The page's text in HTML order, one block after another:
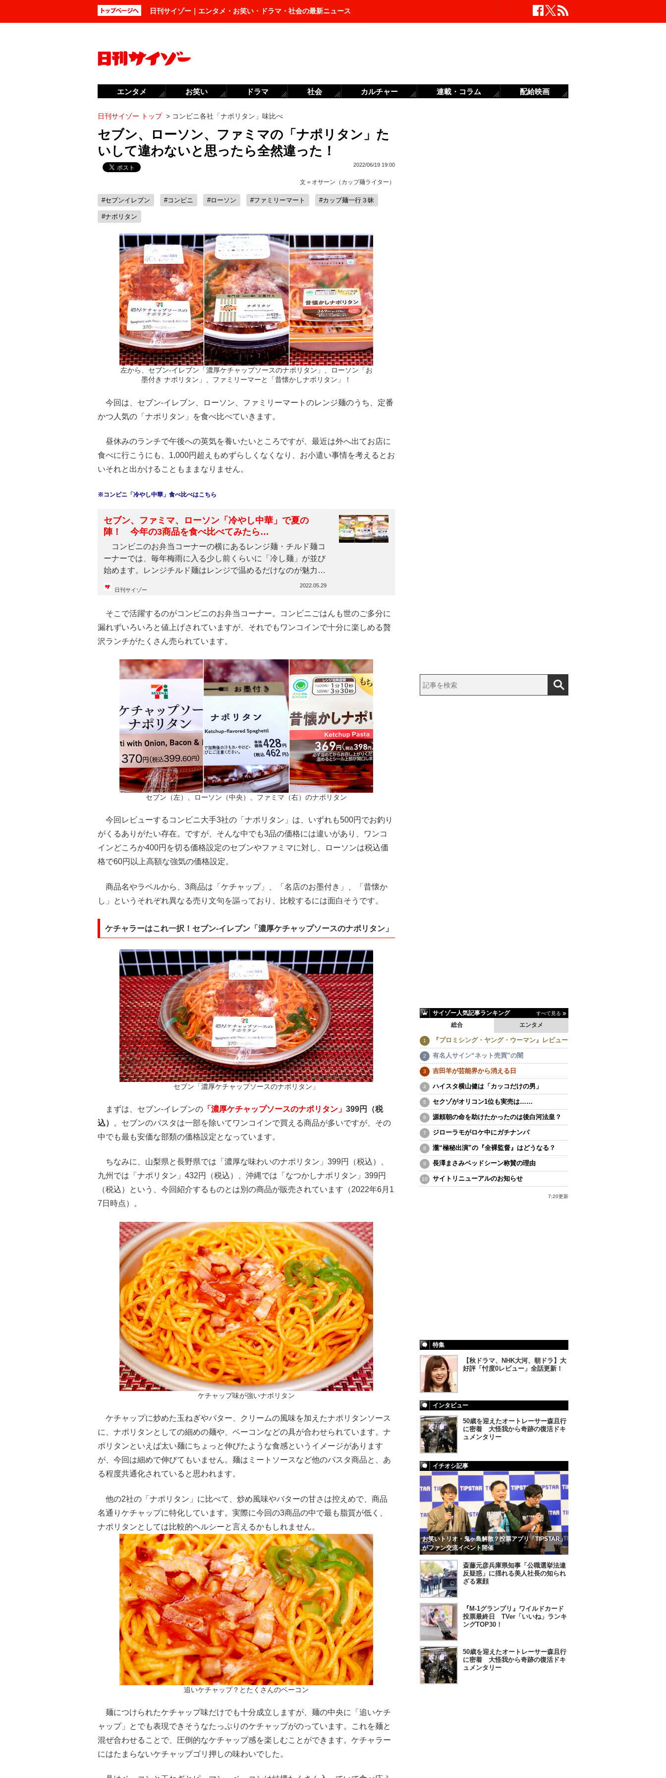
日刊サイゾー｜エンタメ・お笑い・ドラマ・社会の最新ニュース
日刊サイゾー トップ > コンビニ各社「ナポリタン」味比べ
セブン、ローソン、ファミマの「ナポリタン」た
いして違わないと思ったら全然違った！
2022/06/19 19:00
文＝ オサーン（カップ麺ライター）
#セブンイレブン #コンビニ #ローソン #ファミリーマート #カップ麺一行３昧
#ナポリタン
左から、セブン-イレブン「濃厚ケチャップソースのナポリタン」、ローソン「お
墨付き ナポリタン」、ファミリーマーと「昔懐かしナポリタン」！
今回は、セブン-イレブン、ローソン、ファミリーマートのレンジ麺のうち、定番
かつ人気の「ナポリタン」を食べ比べていきます。
昼休みのランチで午後への英気を養いたいところですが、最近は外へ出てお店に
食べに行こうにも、1,000円超えもめずらしくなくなり、お小遣い事情を考えるとお
いそれと出かけることもままなりません。
※コンビニ「冷やし中華」食べ比べはこちら
セブン、ファミマ、ローソン「冷やし中華」で夏の
陣！ 今年の3商品を食べ比べてみたら…
コンビニのお弁当コーナーの横にあるレンジ麺・チルド麺コ
ーナーでは、毎年梅雨に入る少し前くらいに「冷し麺」が並び
始めます。レンジチルド麺はレンジで温めるだけなのが魅力
日刊サイゾー
2022.05.29
そこで活躍するのがコンビニのお弁当コーナー。コンビニごはんも世のご多分に
漏れずいろいろと値上げされていますが、それでもワンコインで十分に楽しめる贅
沢ランチがたくさん売られています。
セブン（左）、ローソン（中央）、ファミマ（右）のナポリタン
今回レビューするコンビニ大手3社の「ナポリタン」は、いずれも500円でお釣り
がくるありがたい存在。ですが、そんな中でも3品の価格には違いがあり、ワンコ
インどころか400円を切る価格設定のセブンやファミマに対し、ローソンは税込価
格で60円以上高額な強気の価格設定。
商品名やラベルから、3商品は「ケチャップ」、「名店のお墨付き」、「昔懐か
し」というそれぞれ異なる売り文句を謳っており、比較するには面白そうです。
ケチャラーはこれ一択！セブン-イレブン「濃厚ケチャップソースのナポリタン」
セブン「濃厚ケチャップソースのナポリタン」
まずは、セブン-イレブンの 「濃厚ケチャップソースのナポリタン」 399円（税
込）
。セブンのパスタは一部を除いてワンコインで買える商品が多いですが、その
中でも最も安価な部類の価格設定となっています。
ちなみに、山梨県と長野県では「濃厚な味わいのナポリタン」399円（税込）、
九州では「ナポリタン」432円（税込）、沖縄では「なつかしナポリタン」399円
（税込）という、今回紹介するものとは別の商品が販売されています（2022年6月1
7日時点）。
ケチャップ味が強いナポリタン
ケチャップに炒めた玉ねぎやバター、クリームの風味を加えたナポリタンソース
に、ナポリタンとしての細めの麺や、ベーコンなどの具が合わせられています。ナ
ポリタンといえば太い麺にちょっと伸びたような食感というイメージがあります
が、今回は細めで伸びてもいません。麺はミートソースなど他のパスタ商品と、あ
る程度共通化されていると思われます。
他の2社の「ナポリタン」に比べて、炒め風味やバターの甘さは控えめで、商品
名通りケチャップに特化しています。実際に今回の3商品の中で最も脂質が低く、
ナポリタンとしては比較的ヘルシーと言えるかもしれません。
追いケチャップ？とたくさんのベーコン
麺につけられたケチャップ味だけでも十分成立しますが、麺の中央に「追いケチ
ャップ」とでも表現できそうなたっぷりのケチャップがのっています。これを麺と
混ぜ合わせることで、圧倒的なケチャップ感を楽しむことができます。ケチャラー
にはたまらないケチャップゴリ押しの味わいでした。
サイゾー人気記事ランキング すべて見る
エンタメ
総合
『プロミシング・ヤング・ウーマン』レビュー
有名人サイン“ネット売買”の闇
吉田羊が芸能界から消える日
ハイスタ横山健は「カッコだけの男」
セクゾがオリコン1位も実売は……
源頼朝の命を助けたかったのは後白河法皇？
ジローラモがロケ中にガチナンパ
瀧“極秘出演”の『全裸監督』はどうなる？
長澤まさみベッドシーン称賛の理由
サイトリニューアルのお知らせ
7:20更新
特集
【秋ドラマ、NHK大河、朝ドラ】大
好評「忖度0レビュー」全話更新！
インタビュー
50歳を迎えたオートレーサー森且行
に密着 大怪我から奇跡の復活ドキ
ュメンタリー
イチオシ記事
お笑いトリオ・鬼ヶ島解散？投票アプリ「TIPSTAR」
がファン交流イベント開催
斎藤元彦兵庫県知事「公職選挙法違
反疑惑」に揺れる美人社長の知られ
ざる素顔
『M-1グランプリ』ワイルドカード
投票最終日 TVer「いいね」ランキ
ングTOP30！
50歳を迎えたオートレーサー森且行
に密着 大怪我から奇跡の復活ドキ
ュメンタリー
エンタメ お笑い ドラマ 社会 カルチャー 連載・コラム 配給映画